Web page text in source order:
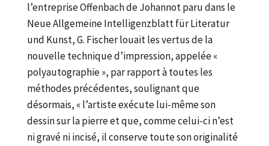
l’entreprise Offenbach de Johannot paru dans le
Neue Allgemeine Intelligenzblatt für Literatur
und Kunst, G. Fischer louait les vertus de la
nouvelle technique d’impression, appelée «
polyautographie », par rapport à toutes les
méthodes précédentes, soulignant que
désormais, « l’artiste exécute lui-même son
dessin sur la pierre et que, comme celui-ci n’est
ni gravé ni incisé, il conserve toute son originalité